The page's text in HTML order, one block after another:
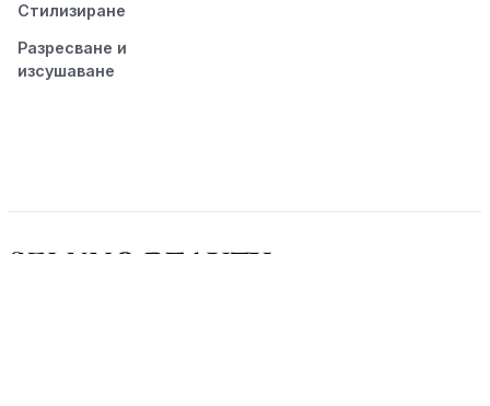
Стилизиране
Разресване и
изсушаване